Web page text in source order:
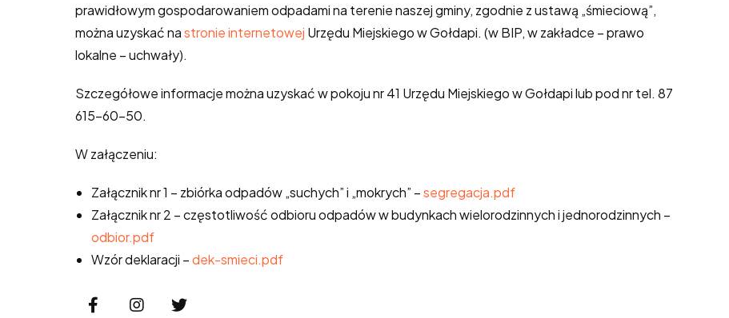
prawidłowym gospodarowaniem odpadami na terenie naszej gminy, zgodnie z ustawą „śmieciową”,
można uzyskać nastronie internetowej Urzędu Miejskiego w Gołdapi. (w BIP, w zakładce – prawo
lokalne – uchwały).
Szczegółowe informacje można uzyskać w pokoju nr 41 Urzędu Miejskiego w Gołdapi lub pod nr tel. 87
615-60-50.
W załączeniu:
Załącznik nr 1 – zbiórka odpadów „suchych” i „mokrych” –segregacja.pdf
Załącznik nr 2 – częstotliwość odbioru odpadów w budynkach wielorodzinnych i jednorodzinnych –
odbior.pdf
Wzór deklaracji –dek-smieci.pdf